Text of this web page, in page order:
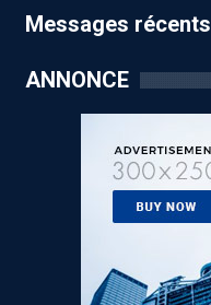
Messages récents
ANNONCE